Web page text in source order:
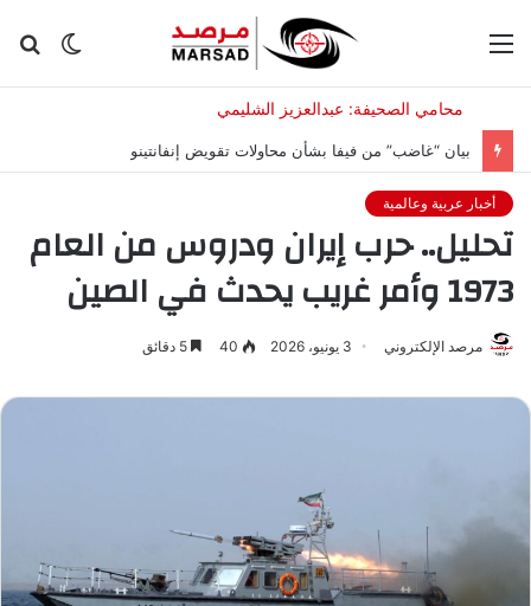
الوضع
بيان “غاضب” من فيفا بشأن محاولات تقويض إنفانتينو
أخبار عربية وعالمية
تحليل.. حرب إيران ودروس من العام
1973 وأمر غريب يحدث في الصين
مرصد الإلكتروني 3 يونيو، 2026 40